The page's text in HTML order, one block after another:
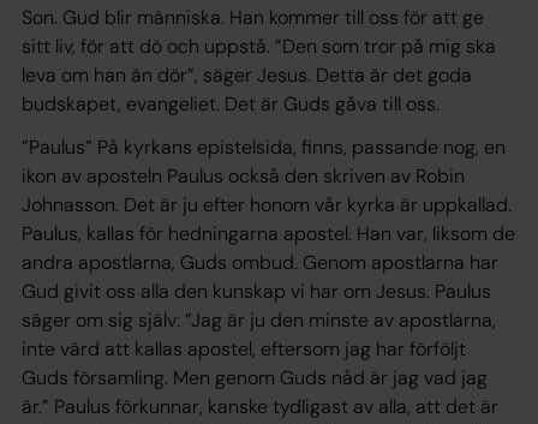
Son. Gud blir människa. Han kommer till oss för att ge
sitt liv, för att dö och uppstå. ”Den som tror på mig ska
leva om han än dör”, säger Jesus. Detta är det goda
budskapet, evangeliet. Det är Guds gåva till oss.
”Paulus” På kyrkans epistelsida, finns, passande nog, en
ikon av aposteln Paulus också den skriven av Robin
Johnasson. Det är ju efter honom vår kyrka är uppkallad.
Paulus, kallas för hedningarna apostel. Han var, liksom de
andra apostlarna, Guds ombud. Genom apostlarna har
Gud givit oss alla den kunskap vi har om Jesus. Paulus
säger om sig själv: ”Jag är ju den minste av apostlarna,
inte värd att kallas apostel, eftersom jag har förföljt
Guds församling. Men genom Guds nåd är jag vad jag
är.” Paulus förkunnar, kanske tydligast av alla, att det är